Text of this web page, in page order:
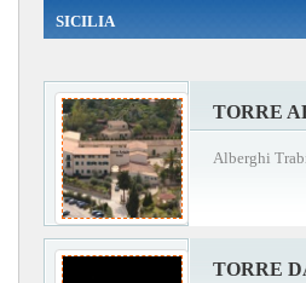
SICILIA
TORRE
Alberghi
TORRE